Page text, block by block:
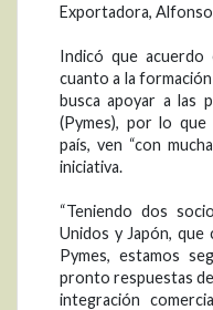
Exportadora, Alfonso
Indicó que acuerdo
cuanto a la formación
busca apoyar a las
(Pymes), por lo
país, ven “con
iniciativa.
“Teniendo dos
Unidos y Japón, que
Pymes, estamos
pronto respuestas
integración